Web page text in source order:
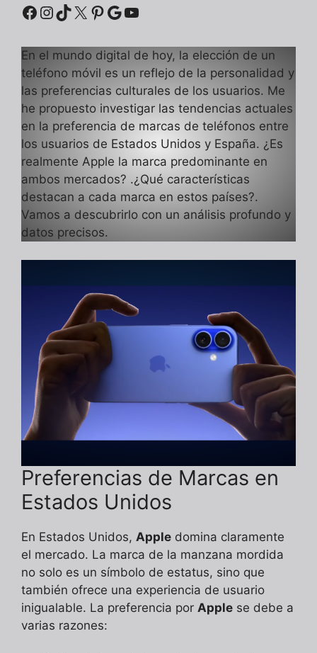
Facebook
Instagram
TikTok
X Pinterest
Google
YouTube
En el mundo digital de hoy, la elección de un
teléfono móvil es un reflejo de la personalidad y
las preferencias culturales de los usuarios. Me
he propuesto investigar las tendencias actuales
en la preferencia de marcas de teléfonos entre
los usuarios de Estados Unidos y España. ¿Es
realmente Apple la marca predominante en
ambos mercados? .¿Qué características
destacan a cada marca en estos países?.
Vamos a descubrirlo con un análisis profundo y
datos precisos.
Preferencias de Marcas en
Estados Unidos
En Estados Unidos, Apple domina claramente
el mercado. La marca de la manzana mordida
no solo es un símbolo de estatus, sino que
también ofrece una experiencia de usuario
inigualable. La preferencia por Apple se debe a
varias razones: